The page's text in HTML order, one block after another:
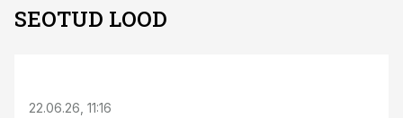
SEOTUD LOOD
22.06.26, 11:16